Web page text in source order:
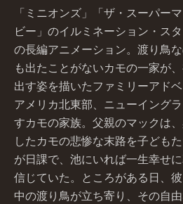
「ミニオンズ」「ザ・スーパー
ビー」のイルミネーション・ス
の長編アニメーション。渡り鳥
も出たことがないカモの一家が
出す姿を描いたファミリーアドベ
アメリカ北東部、ニューイング
すカモの家族。父親のマックは
したカモの悲惨な末路を子ども
が日課で、池にいれば一生幸せ
信じていた。ところがある日、
中の渡り鳥が立ち寄り、その自